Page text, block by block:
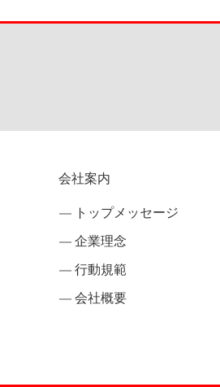
会社案内
トップメッセージ
企業理念
行動規範
会社概要